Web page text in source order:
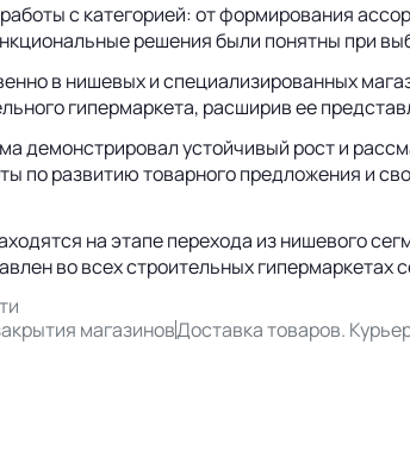
с категорией: от формирования
решения были понятны при
в нишевых и специализированных
гипермаркета, расширив ее
демонстрировал устойчивый рост и
по развитию товарного предложения и
на этапе перехода из нишевого
во всех строительных гипермаркетах
магазиновДоставка товаров.